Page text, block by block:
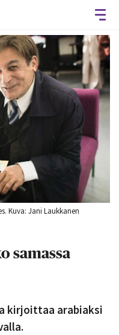
Kuva: Jani Laukkanen
samassa
kirjoittaa arabiaksi